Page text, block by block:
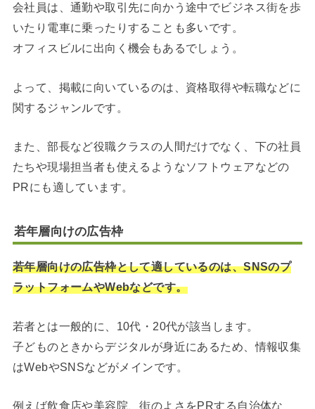
会社員は、通勤や取引先に向かう途中でビジネス街を歩
いたり電車に乗ったりすることも多いです。
オフィスビルに出向く機会もあるでしょう。
よって、掲載に向いているのは、資格取得や転職などに
関するジャンルです。
また、部長など役職クラスの人間だけでなく、下の社員
たちや現場担当者も使えるようなソフトウェアなどの
PRにも適しています。
若年層向けの広告枠
若年層向けの広告枠として適しているのは、SNSのプ
ラットフォームやWebなどです。
若者とは一般的に、10代・20代が該当します。
子どものときからデジタルが身近にあるため、情報収集
はWebやSNSなどがメインです。
例えば飲食店や美容院、街のよさをPRする自治体な